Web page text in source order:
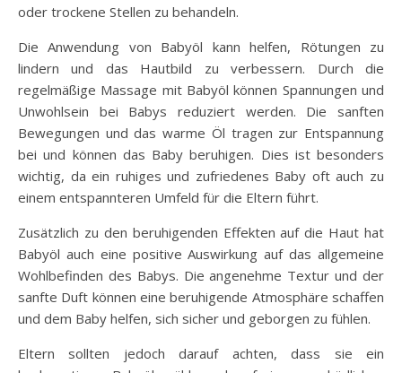
oder trockene Stellen zu behandeln.
Die Anwendung von Babyöl kann helfen, Rötungen zu
lindern und das Hautbild zu verbessern. Durch die
regelmäßige Massage mit Babyöl können Spannungen und
Unwohlsein bei Babys reduziert werden. Die sanften
Bewegungen und das warme Öl tragen zur Entspannung
bei und können das Baby beruhigen. Dies ist besonders
wichtig, da ein ruhiges und zufriedenes Baby oft auch zu
einem entspannteren Umfeld für die Eltern führt.
Zusätzlich zu den beruhigenden Effekten auf die Haut hat
Babyöl auch eine positive Auswirkung auf das allgemeine
Wohlbefinden des Babys. Die angenehme Textur und der
sanfte Duft können eine beruhigende Atmosphäre schaffen
und dem Baby helfen, sich sicher und geborgen zu fühlen.
Eltern sollten jedoch darauf achten, dass sie ein